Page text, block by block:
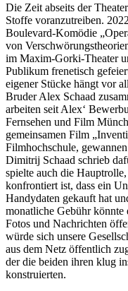
Die Zeit abseits der
Stoffe voranzutreiben.
Boulevard-Komödie
von
im Maxim-Gorki-Theater
Publikum frenetisch
eigener Stücke hängt vor
Bruder Alex Schaad
arbeiten seit Alex‘
Fernsehen und Film
gemeinsamen Film
Filmhochschule,
Dimitrij Schaad schrieb
spielte auch die
konfrontiert ist, dass ein
Handydaten gekauft hat
monatliche Gebühr könnte
Fotos und Nachrichten
würde sich unsere
aus dem Netz öffentlich
der die beiden ihren klug
konstruierten.